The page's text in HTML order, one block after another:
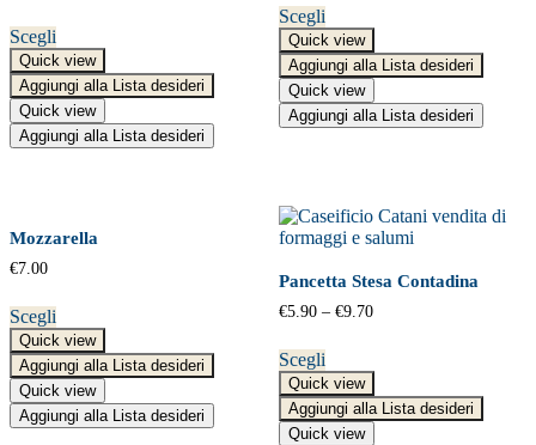
Scegli
Quick view
Aggiungi alla Lista desideri
Quick view
Aggiungi alla Lista desideri
Scegli
Quick view
Aggiungi alla Lista desideri
Quick view
Aggiungi alla Lista desideri
Mozzarella
€7.00
Scegli
Quick view
Aggiungi alla Lista desideri
Quick view
Aggiungi alla Lista desideri
Pancetta Stesa Contadina
€5.90– €9.70
Scegli
Quick view
Aggiungi alla Lista desideri
Quick view